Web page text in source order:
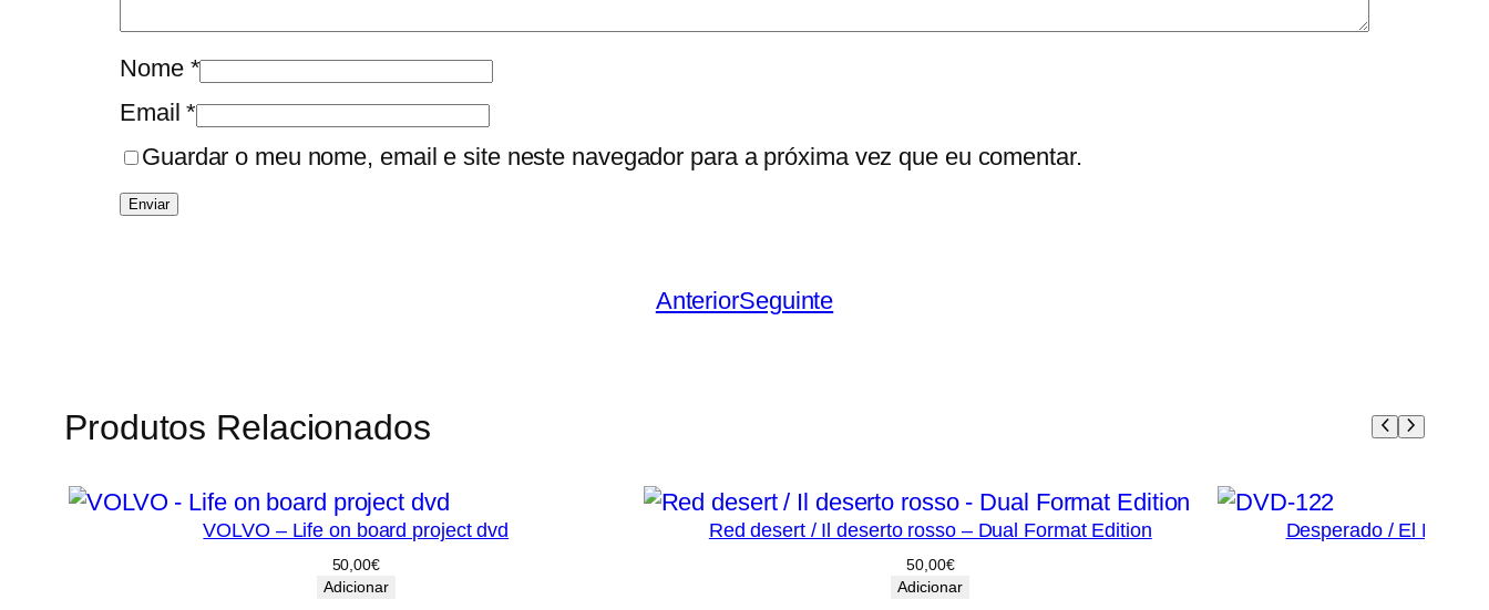
Nome *
Email*
Guardar o meu nome, email e site neste navegador para a próxima vez que eu comentar.
AnteriorSeguinte
Produtos Relacionados
VOLVO – Life on board project dvd
50,00€
Adicionar
Red desert / Il deserto rosso – Dual Format Edition
50,00€
Adicionar
Desperado / El